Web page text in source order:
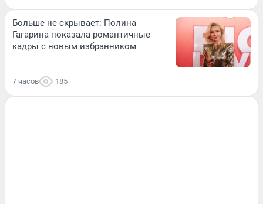
Больше не скрывает: Полина
Гагарина показала романтичные
кадры с новым избранником
7 часов 185